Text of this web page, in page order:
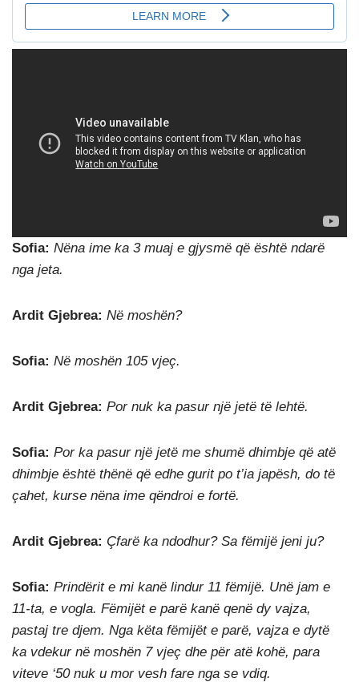
Sofia: Nëna ime ka 3 muaj e gjysmë që është ndarë
nga jeta.
Ardit Gjebrea: Në moshën?
Sofia: Në moshën 105 vjeç.
Ardit Gjebrea: Por nuk ka pasur një jetë të lehtë.
Sofia: Por ka pasur një jetë me shumë dhimbje që atë
dhimbje është thënë që edhe gurit po t’ia japësh, do të
çahet, kurse nëna ime qëndroi e fortë.
Ardit Gjebrea: Çfarë ka ndodhur? Sa fëmijë jeni ju?
Sofia: Prindërit e mi kanë lindur 11 fëmijë. Unë jam e
11-ta, e vogla. Fëmijët e parë kanë qenë dy vajza,
pastaj tre djem. Nga këta fëmijët e parë, vajza e dytë
ka vdekur në moshën 7 vjeç dhe për atë kohë, para
viteve ‘50 nuk u mor vesh fare nga se vdiq.